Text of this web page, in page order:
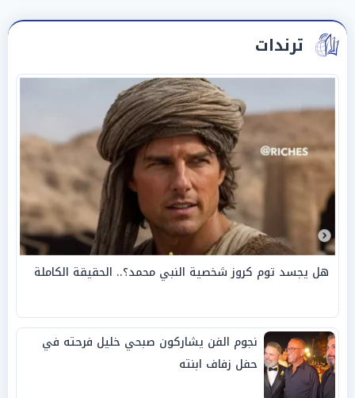
ترندات
هل يجسد توم كروز شخصية النبي محمد؟.. الحقيقة الكاملة
نجوم الفن يشاركون صبحي خليل فرحته في
حفل زفاف ابنته